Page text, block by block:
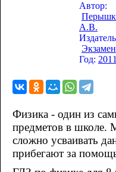
Автор:
А.В.
Экзамен
Год: 2011
Физика - один из
предметов в школе.
сложно усваивать
прибегают за